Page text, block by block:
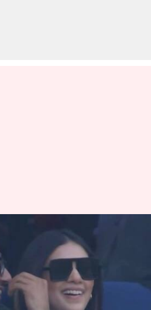
கவனத்தை
என்ன?